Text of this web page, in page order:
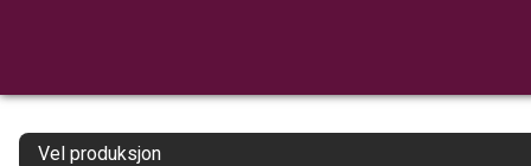
Vel produksjon